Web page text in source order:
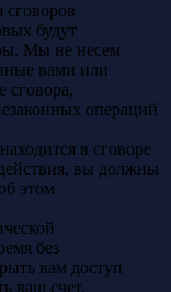
сговоров
будут
Мы не несем
вами или
сговора,
операций
в сговоре
вы должны
этом
без
вам доступ
ваш счет.